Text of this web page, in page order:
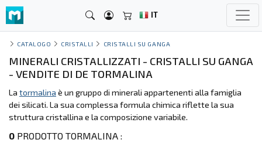
IT
CATALOGO CRISTALLI CRISTALLI SU GANGA
MINERALI CRISTALLIZZATI - CRISTALLI SU GANGA
- VENDITE DI DE TORMALINA
La tormalina è un gruppo di minerali appartenenti alla famiglia
dei silicati. La sua complessa formula chimica riflette la sua
struttura cristallina e la composizione variabile.
0 PRODOTTO TORMALINA :